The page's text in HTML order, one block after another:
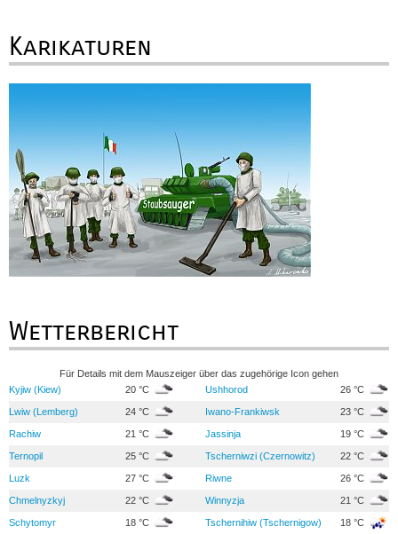
Karikaturen
Wetterbericht
Für Details mit dem Mauszeiger über das zugehörige Icon gehen
Kyjiw (Kiew)
20 °C Ushhorod 26 °C
Lwiw (Lemberg) 24 °C Iwano-Frankiwsk 23 °C
Rachiw 21 °C Jassinja 19 °C
Ternopil 25 °C Tscherniwzi (Czernowitz) 22 °C
Luzk 27 °C Riwne 26 °C
Chmelnyzkyj 22 °C Winnyzja 21 °C
Schytomyr 18 °C Tschernihiw (Tschernigow) 18 °C